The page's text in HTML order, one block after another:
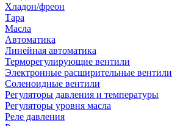
Хладон/фреон
Тара
Масла
Автоматика
Линейная автоматика
Терморегулирующие вентили
Электронные расширительные вентили
Соленоидные вентили
Регуляторы давления и температуры
Регуляторы уровня масла
Реле давления